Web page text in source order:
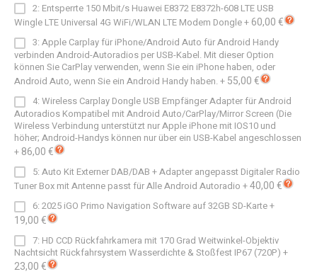
2: Entsperrte 150 Mbit/s Huawei E8372 E8372h-608 LTE USB
Wingle LTE Universal 4G WiFi/WLAN LTE Modem Dongle+60,00 €
3: Apple Carplay für iPhone/Android Auto für Android Handy
verbinden Android-Autoradios per USB-Kabel. Mit dieser Option
können Sie CarPlay verwenden, wenn Sie ein iPhone haben, oder
Android Auto, wenn Sie ein Android Handy haben. + 55,00 €
4: Wireless Carplay Dongle USB Empfänger Adapter für Android
Autoradios Kompatibel mit Android Auto/CarPlay/Mirror Screen (Die
Wireless Verbindung unterstützt nur Apple iPhone mit IOS10 und
höher; Android-Handys können nur über ein USB-Kabel angeschlossen
+ 86,00 €
5: Auto Kit Externer DAB/DAB + Adapter angepasst Digitaler Radio
Tuner Box mit Antenne passt für Alle Android Autoradio +40,00 €
6: 2025 iGO Primo Navigation Software auf 32GB SD-Karte+
19,00 €
7: HD CCD Rückfahrkamera mit 170 Grad Weitwinkel-Objektiv
Nachtsicht Rückfahrsystem Wasserdichte & Stoßfest IP67 (720P) +
23,00 €